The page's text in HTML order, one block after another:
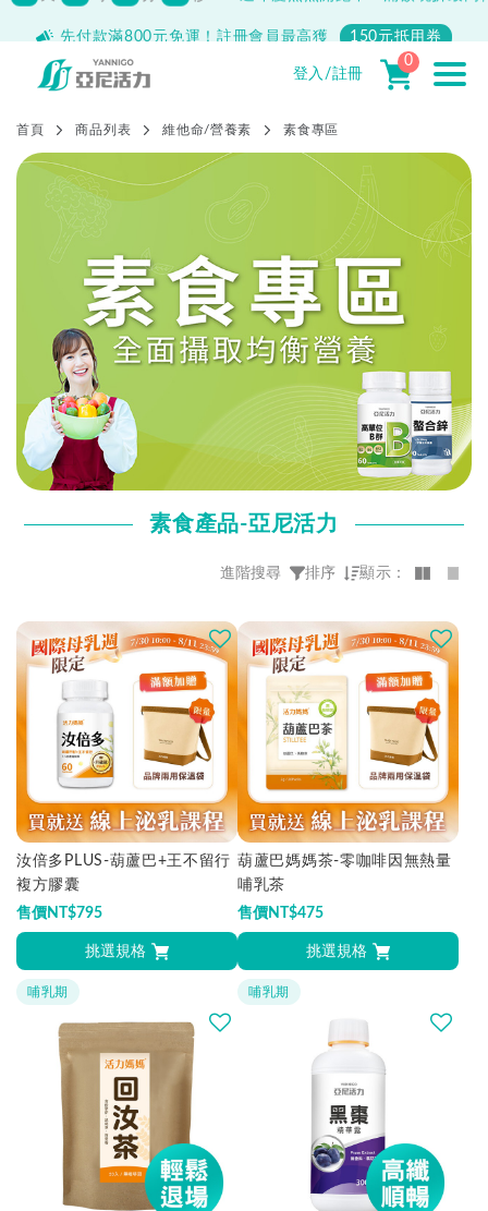
150元抵用券
登入/註冊
0
首頁 商品列表 維他命/營養素 素食專區
素食產品-亞尼活力
進階搜尋
NT$0 - NT$3194
全部清除
排序
熱門程度優先
最新上架優先
價格由高到低
價格由低到高
顯示：
汝倍多PLUS-葫蘆巴+王不留行
複方膠囊
售價NT$795
挑選規格
哺乳期
葫蘆巴媽媽茶-零咖啡因無熱量
哺乳茶
售價NT$475
挑選規格
哺乳期